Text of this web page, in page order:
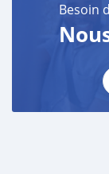
Besoin